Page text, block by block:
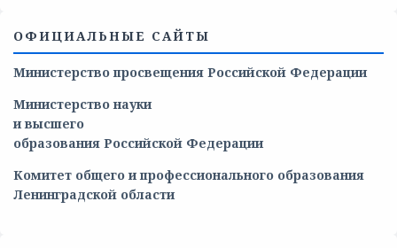
ОФИЦИАЛЬНЫЕ САЙТЫ
Министерство просвещения Российской Федерации
Министерство науки
и высшего
образования Российской Федерации
Комитет общего и профессионального образования
Ленинградской области